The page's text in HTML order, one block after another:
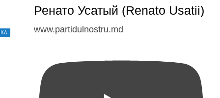
Ренато Усатый (Renato Usatii)
www.partidulnostru.md